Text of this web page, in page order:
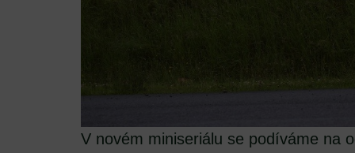
V novém miniseriálu se podíváme na